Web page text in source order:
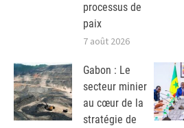
processus de
paix
7 août 2026
Gabon : Le
secteur minier
au cœur de la
stratégie de